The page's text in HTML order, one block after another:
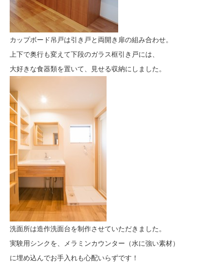
カップボード吊戸は引き戸と両開き扉の組み合わせ。
上下で奥行も変えて下段のガラス框引き戸には、
大好きな食器類を置いて、見せる収納にしました。
洗面所は造作洗面台を制作させていただきました。
実験用シンクを、メラミンカウンター（水に強い素材）
に埋め込んでお手入れも心配いらずです！